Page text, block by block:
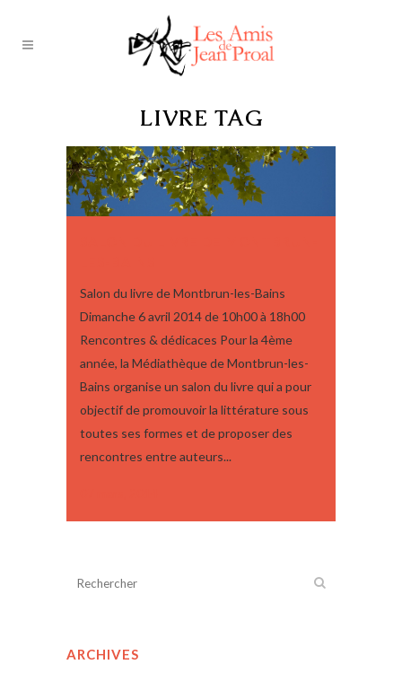
LIVRE TAG
Salon du livre de Montbrun-les-Bains
Dimanche 6 avril 2014 de 10h00 à 18h00
Rencontres & dédicaces Pour la 4ème
année, la Médiathèque de Montbrun-les-
Bains organise un salon du livre qui a pour
objectif de promouvoir la littérature sous
toutes ses formes et de proposer des
rencontres entre auteurs...
ARCHIVES